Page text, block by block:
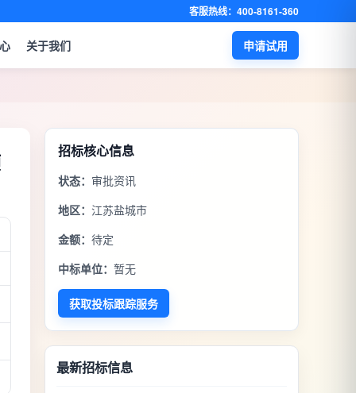
客服热线：400-8161-360
关于我们 申请试用
招标核心信息
状态： 审批资讯
地区： 江苏盐城市
金额： 待定
中标单位： 暂无
获取投标跟踪服务
最新招标信息